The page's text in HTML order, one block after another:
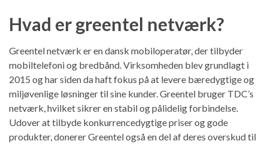
Hvad er greentel netværk?
Greentel netværk er en dansk mobiloperatør, der tilbyder
mobiltelefoni og bredbånd. Virksomheden blev grundlagt i
2015 og har siden da haft fokus på at levere bæredygtige og
miljøvenlige løsninger til sine kunder. Greentel bruger TDC’s
netværk, hvilket sikrer en stabil og pålidelig forbindelse.
Udover at tilbyde konkurrencedygtige priser og gode
produkter, donerer Greentel også en del af deres overskud til